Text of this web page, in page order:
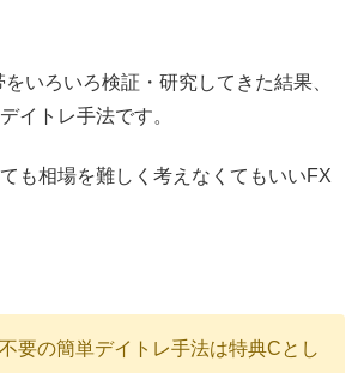
いろいろ検証・研究してきた結果、
イトレ手法です。
も相場を難しく考えなくてもいいFX
要の簡単デイトレ手法は特典Cとし